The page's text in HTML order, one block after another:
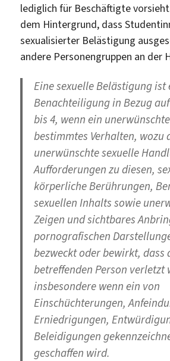
lediglich für Beschäftigte
dem Hintergrund, dass
sexualisierter Belästigung
andere Personengruppen an der
Eine sexuelle Belästigung ist
Benachteiligung in Bezug auf
bis 4, wenn ein
bestimmtes Verhalten, wozu
unerwünschte sexuelle
Aufforderungen zu diesen,
körperliche Berührungen,
sexuellen Inhalts sowie
Zeigen und sichtbares
pornografischen
bezweckt oder bewirkt, dass
betreffenden Person verletzt
insbesondere wenn ein von
Einschüchterungen,
Erniedrigungen,
Beleidigungen
geschaffen wird.